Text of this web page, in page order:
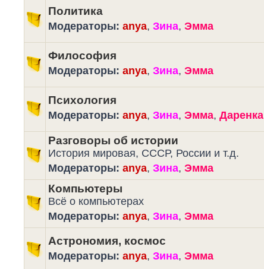
Политика
Модераторы: anya, Зина, Эмма
Философия
Модераторы: anya, Зина, Эмма
Психология
Модераторы: anya, Зина, Эмма, Даренка
Разговоры об истории
История мировая, СССР, России и т.д.
Модераторы: anya, Зина, Эмма
Компьютеры
Всё о компьютерах
Модераторы: anya, Зина, Эмма
Астрономия, космос
Модераторы: anya, Зина, Эмма